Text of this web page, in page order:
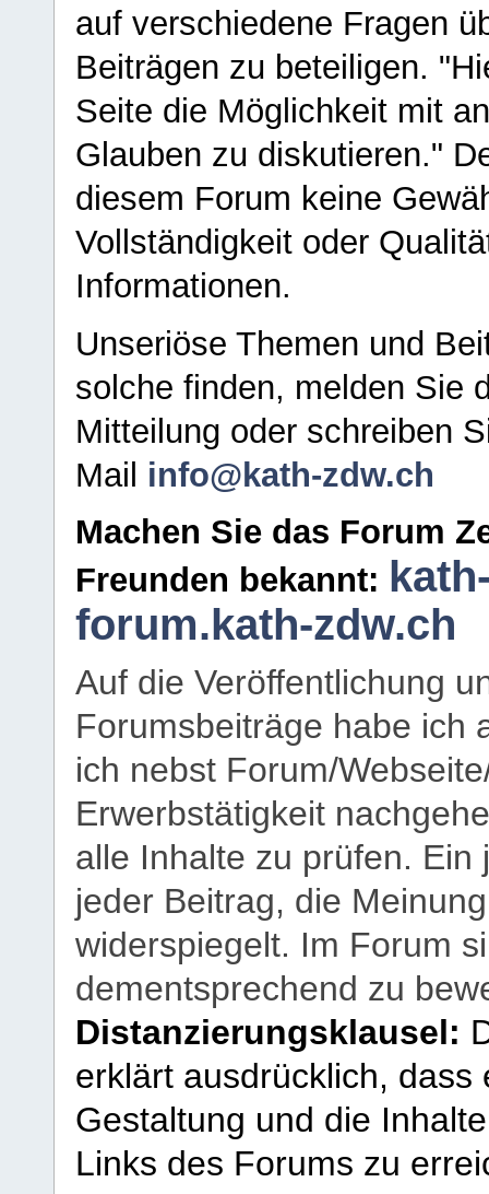
auf verschiedene Fragen
Beiträgen zu beteiligen.
Seite die Möglichkeit mit
Glauben zu diskutieren."
diesem Forum keine
Vollständigkeit oder
Informationen.
Unseriöse Themen und
solche finden, melden Sie
Mitteilung oder schreiben
Mail info@kath-zdw.ch
Machen Sie das Forum
Freunden bekannt:
forum.kath-zdw.ch
Auf die Veröffentlichung
Forumsbeiträge habe ich
ich nebst Forum/
Erwerbstätigkeit
alle Inhalte zu prüfen.
jeder Beitrag, die
widerspiegelt. Im Forum
dementsprechend zu
Distanzierungsklausel:
erklärt ausdrücklich,
Gestaltung und die
Links des Forums zu